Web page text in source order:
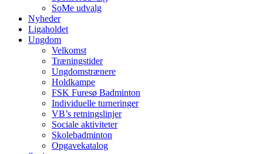
SoMe udvalg
Nyheder
Ligaholdet
Ungdom
Velkomst
Træningstider
Ungdomstrænere
Holdkampe
FSK Furesø Badminton
Individuelle turneringer
VB’s retningslinjer
Sociale aktiviteter
Skolebadminton
Opgavekatalog